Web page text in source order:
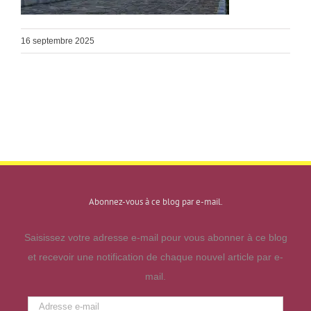
16 septembre 2025
Abonnez-vous à ce blog par e-mail.
Saisissez votre adresse e-mail pour vous abonner à ce blog
et recevoir une notification de chaque nouvel article par e-
mail.
Adresse